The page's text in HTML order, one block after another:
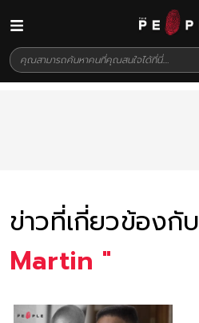
ข่าวที่เกี่ยวข้องกับ
Martin "